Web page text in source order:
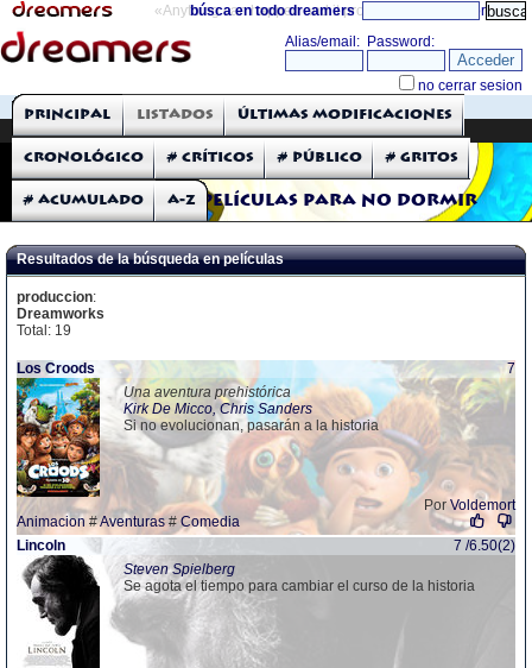
«Anything can happen and it probably will» directorio
búsca en todo dreamers
THE DREAMERS
Críticas: Películas
Películas para no dormir
Principal Listados Últimas modificaciones
Cronológico # Críticos # Público # Gritos
# Acumulado A-Z
Resultados de la búsqueda en películas
produccion:
Dreamworks
Total: 19
Los Croods
7
Una aventura prehistórica
Kirk De Micco, Chris Sanders
Si no evolucionan, pasarán a la historia
PorVoldemort
Animacion #Aventuras# Comedia
Lincoln
7 /6.50(2)
Steven Spielberg
Se agota el tiempo para cambiar el curso de la historia